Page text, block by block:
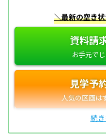
＼最新の空き
資料請
見学予